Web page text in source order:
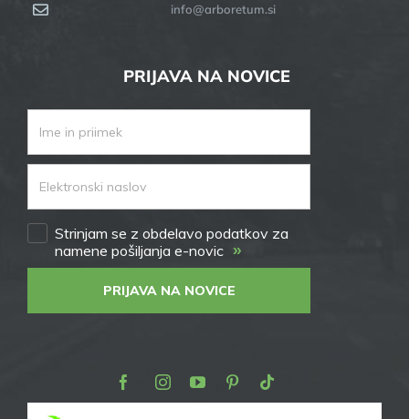
info@arboretum.si
PRIJAVA NA NOVICE
Strinjam se z obdelavo podatkov za
namene pošiljanja e-novic »
PRIJAVA NA NOVICE
FacebookInstagram
YoutubePinterest